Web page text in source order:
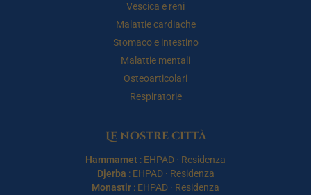
Vescica e reni
Malattie cardiache
Stomaco e intestino
Malattie mentali
Osteoarticolari
Respiratorie
Le nostre città
Hammamet : EHPAD · Residenza
Djerba : EHPAD· Residenza
Monastir : EHPAD · Residenza